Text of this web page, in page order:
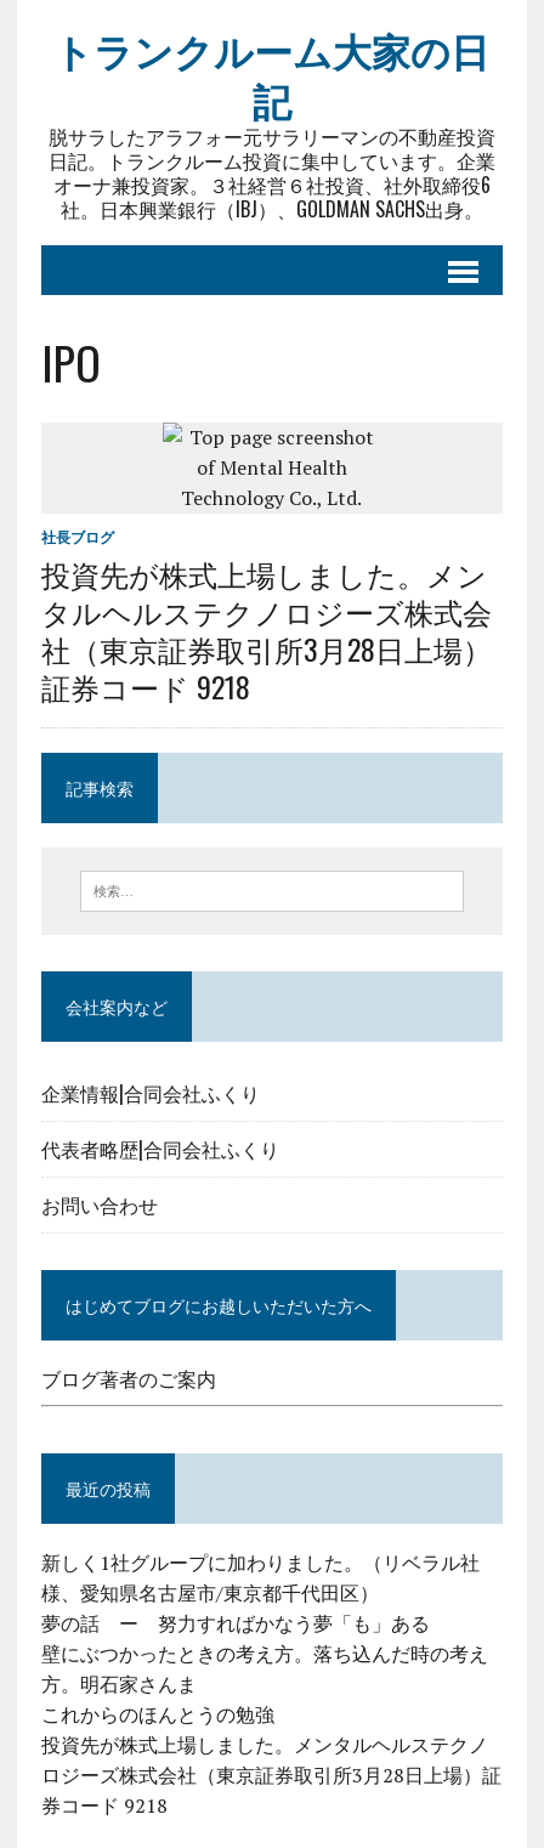
トランクルーム大家の日
記
脱サラしたアラフォー元サラリーマンの不動産投資
日記。トランクルーム投資に集中しています。企業
オーナ兼投資家。３社経営６社投資、社外取締役6
社。日本興業銀行（IBJ）、GOLDMAN SACHS出身。
IPO
社長ブログ
投資先が株式上場しました。メン
タルヘルステクノロジーズ株式会
社（東京証券取引所3月28日上場）
証券コード 9218
記事検索
会社案内など
企業情報|合同会社ふくり
代表者略歴|合同会社ふくり
お問い合わせ
はじめてブログにお越しいただいた方へ
ブログ著者のご案内
最近の投稿
新しく1社グループに加わりました。（リベラル社
様、愛知県名古屋市/東京都千代田区）
夢の話 ー 努力すればかなう夢「も」ある
壁にぶつかったときの考え方。落ち込んだ時の考え
方。明石家さんま
これからのほんとうの勉強
投資先が株式上場しました。メンタルヘルステクノ
ロジーズ株式会社（東京証券取引所3月28日上場）証
券コード 9218